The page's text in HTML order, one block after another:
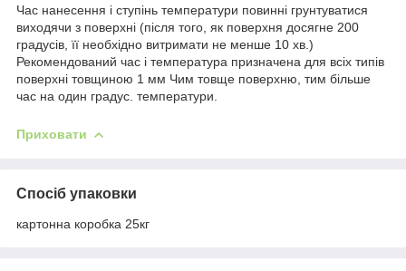
Час нанесення і ступінь температури повинні грунтуватися
виходячи з поверхні (після того, як поверхня досягне 200
градусів, її необхідно витримати не менше 10 хв.)
Рекомендований час і температура призначена для всіх типів
поверхні товщиною 1 мм Чим товще поверхню, тим більше
час на один градус. температури.
Приховати
Спосіб упаковки
картонна коробка 25кг